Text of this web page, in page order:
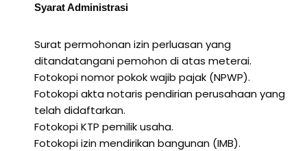
Syarat Administrasi
Surat permohonan izin perluasan yang
ditandatangani pemohon di atas meterai.
Fotokopi nomor pokok wajib pajak (NPWP).
Fotokopi akta notaris pendirian perusahaan yang
telah didaftarkan.
Fotokopi KTP pemilik usaha.
Fotokopi izin mendirikan bangunan (IMB).